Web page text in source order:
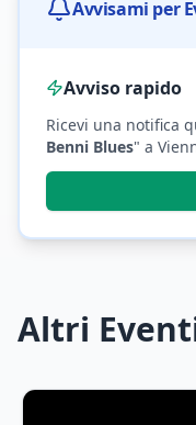
Avvisami per
Avviso rapido
Ricevi una notifica
Benni Blues" a
Altri